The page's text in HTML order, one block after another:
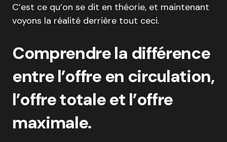
C’est ce qu’on se dit en théorie, et maintenant
voyons la réalité derrière tout ceci.
Comprendre la différence
entre l’offre en circulation,
l’offre totale et l’offre
maximale.